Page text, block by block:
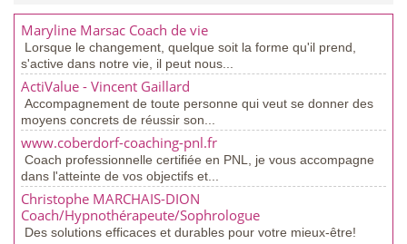
Maryline Marsac Coach de vie
Lorsque le changement, quelque soit la forme qu'il prend,
s'active dans notre vie, il peut nous...
ActiValue - Vincent Gaillard
Accompagnement de toute personne qui veut se donner des
moyens concrets de réussir son...
www.coberdorf-coaching-pnl.fr
Coach professionnelle certifiée en PNL, je vous accompagne
dans l'atteinte de vos objectifs et...
Christophe MARCHAIS-DION
Coach/Hypnothérapeute/Sophrologue
Des solutions efficaces et durables pour votre mieux-être!